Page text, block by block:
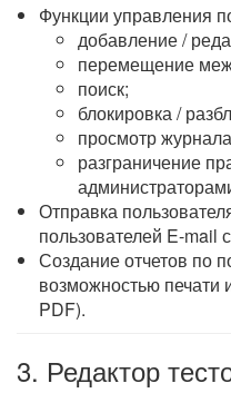
Функции управления
добавление /
перемещение
поиск;
блокировка /
просмотр
разграничение
Отправка
пользователей E-mail
Создание отчетов по
возможностью печати
PDF).
3. Редактор